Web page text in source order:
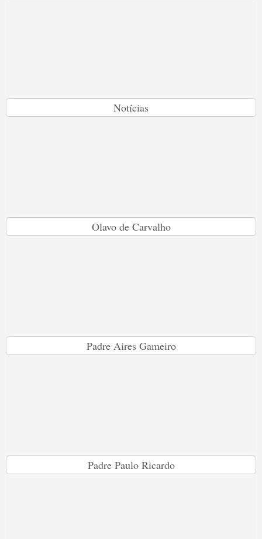
Notícias
Olavo de Carvalho
Padre Aires Gameiro
Padre Paulo Ricardo